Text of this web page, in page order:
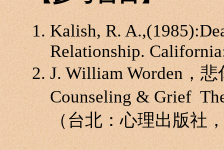
Kalish, R.
Relationship.
J. William Worden，
Counseling & Grief
（台北：心理出版社